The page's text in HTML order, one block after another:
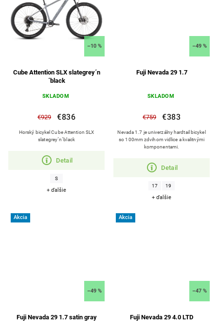
–10 %
Cube Attention SLX slategrey´n
´black
SKLADOM
€929 €836
Detail
Horský bicykel Cube Attention SLX
slategrey´n´black
S
+ ďalšie
–49 %
Fuji Nevada 29 1.7
SKLADOM
€759 €383
Detail
Nevada 1.7 je univerzálny hardtail bicykel
so 100mm zdvihom vidlice a kvalitnými
komponentami.
17 19
+ ďalšie
Akcia
–49 %
Fuji Nevada 29 1.7 satin gray
Akcia
–47 %
Fuji Nevada 29 4.0 LTD